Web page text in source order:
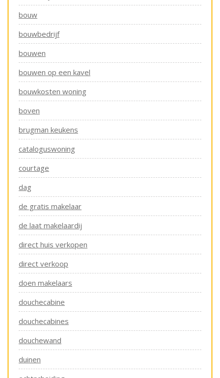
bouw
bouwbedrijf
bouwen
bouwen op een kavel
bouwkosten woning
boven
brugman keukens
cataloguswoning
courtage
dag
de gratis makelaar
de laat makelaardij
direct huis verkopen
direct verkoop
doen makelaars
douchecabine
douchecabines
douchewand
duinen